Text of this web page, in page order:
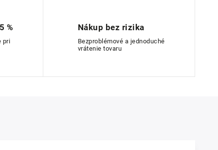
%
pri
Nákup bez rizika
Bezproblémové a jednoduché
vrátenie tovaru